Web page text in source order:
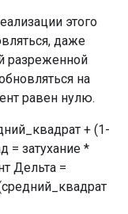
этого
даже
разреженной
на
равен нулю.
+ (1-
= затухание *
Дельта =